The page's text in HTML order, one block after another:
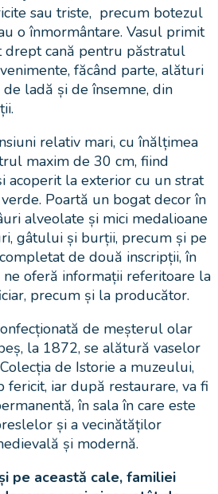
sau triste, precum botezul
o înmormântare. Vasul primit
drept cană pentru păstratul
făcând parte, alături
ladă și de însemne, din
relativ mari, cu înălțimea
maxim de 30 cm, fiind
acoperit la exterior cu un strat
Poartă un bogat decor în
alveolate și mici medalioane
gâtului și burții, precum și pe
de două inscripții, în
ne oferă informații referitoare la
precum și la producător.
de meșterul olar
la 1872, se alătură vaselor
de Istorie a muzeului,
fericit, iar după restaurare, va fi
în sala în care este
și a vecinătăților
și modernă.
pe această cale, familiei